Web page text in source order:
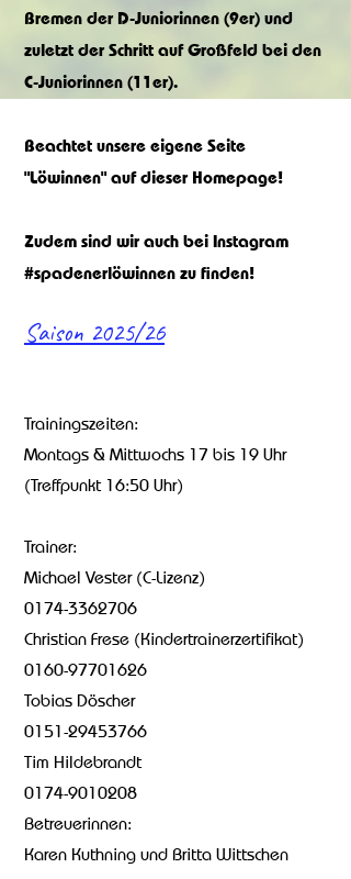
Bremen der D-Juniorinnen (9er) und
zuletzt der Schritt auf Großfeld bei den
C-Juniorinnen (11er).
Beachtet unsere eigene Seite
"Löwinnen" auf dieser Homepage!
Zudem sind wir auch bei Instagram
#spadenerlöwinnen zu finden!
Saison 2025/26
​Trainingszeiten:
Montags & Mittwochs 17 bis 19 Uhr
(Treffpunkt 16:50 Uhr)
Trainer:
Michael Vester (C-Lizenz)
0174-3362706
Christian Frese (Kindertrainerzertifikat)
0160-97701626
Tobias Döscher
0151-29453766
Tim Hildebrandt
0174-9010208
Betreuerinnen:
Karen Kuthning und Britta Wittschen